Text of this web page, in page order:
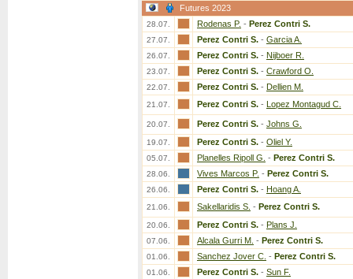
Futures 2023
28.07. Rodenas P. - Perez Contri S.
27.07. Perez Contri S. - Garcia A.
26.07. Perez Contri S. - Nijboer R.
23.07. Perez Contri S. - Crawford O.
22.07. Perez Contri S. - Dellien M.
21.07. Perez Contri S. - Lopez Montagud C.
20.07. Perez Contri S. - Johns G.
19.07. Perez Contri S. - Oliel Y.
05.07. Planelles Ripoll G. - Perez Contri S.
28.06. Vives Marcos P. - Perez Contri S.
26.06. Perez Contri S. - Hoang A.
21.06. Sakellaridis S. - Perez Contri S.
20.06. Perez Contri S. - Plans J.
07.06. Alcala Gurri M. - Perez Contri S.
01.06. Sanchez Jover C. - Perez Contri S.
01.06. Perez Contri S. - Sun F.